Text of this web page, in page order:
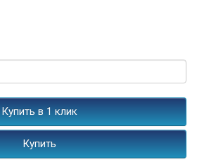
Купить в 1 клик
Купить